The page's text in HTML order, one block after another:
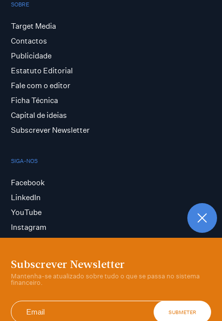
Subscrever Newsletter
Mantenha-se atualizado sobre tudo o que se passa no sistema
financeiro.
SUBMETER
SOBRE
Target Media
Contactos
Publicidade
Estatuto Editorial
Fale com o editor
Ficha Técnica
Capital de ideias
Subscrever Newsletter
SIGA-NOS
Facebook
LinkedIn
YouTube
Instagram
Termos e condições
Política de privacidade